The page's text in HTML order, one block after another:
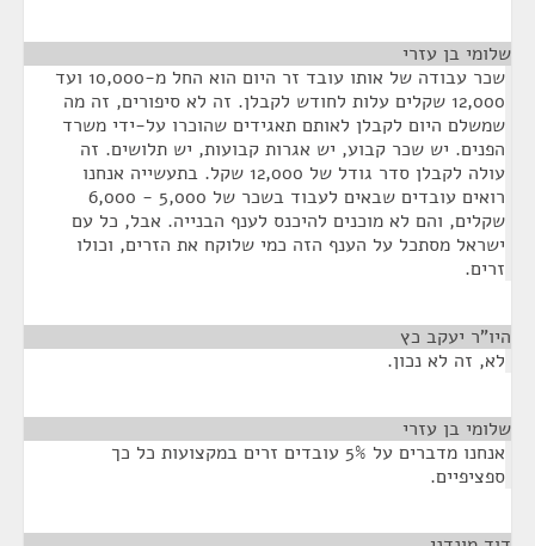
שלומי בן עזרי
שכר עבודה של אותו עובד זר היום הוא החל מ-10,000 ועד
12,000 שקלים עלות לחודש לקבלן. זה לא סיפורים, זה מה
שמשלם היום לקבלן לאותם תאגידים שהוכרו על-ידי משרד
הפנים. יש שכר קבוע, יש אגרות קבועות, יש תלושים. זה
עולה לקבלן סדר גודל של 12,000 שקל. בתעשייה אנחנו
רואים עובדים שבאים לעבוד בשכר של 5,000 - 6,000
שקלים, והם לא מוכנים להיכנס לענף הבנייה. אבל, כל עם
ישראל מסתכל על הענף הזה כמי שלוקח את הזרים, וכולו
זרים.
היו"ר יעקב כץ
לא, זה לא נכון.
שלומי בן עזרי
אנחנו מדברים על 5% עובדים זרים במקצועות כל כך
ספציפיים.